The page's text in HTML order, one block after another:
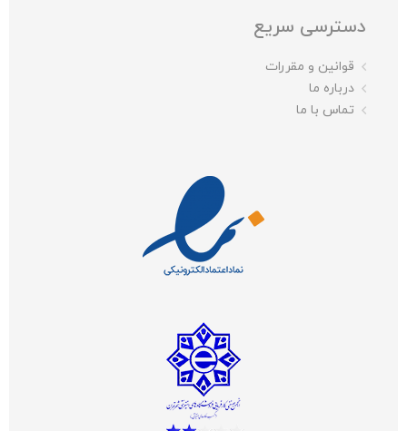
دسترسی سریع
قوانین و مقررات
درباره ما
تماس با ما